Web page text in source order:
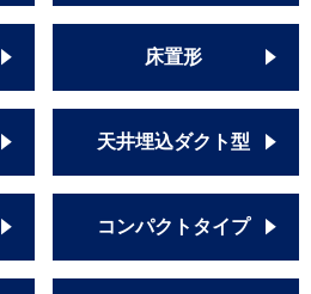
床置形
天井埋込ダクト型
コンパクトタイプ